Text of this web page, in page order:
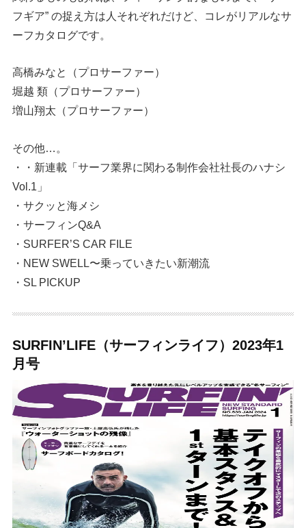
フギア” の捉え方は人それぞれだけど、コレがリアルなサ
ーフカタログです。
高橋みなと（プロサーファー）
堀越 類（プロサーファー）
増山翔太（プロサーファー）
その他…。
・・新連載「サーフ業界に関わる制作会社社長のハナシ
Vol.1」
・サクッと海メシ
・サーフィンQ&A
・SURFER’S CAR FILE
・NEW SWELL〜乗っていきたい新潮流
・SL PICKUP
SURFIN’LIFE（サーフィンライフ）2023年1
月号